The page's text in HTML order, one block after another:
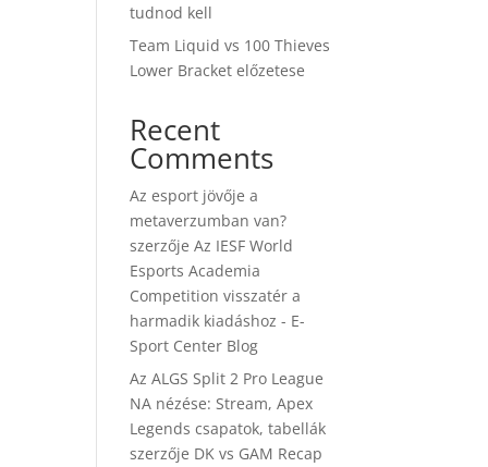
tudnod kell
Team Liquid vs 100 Thieves
Lower Bracket előzetese
Recent
Comments
Az esport jövője a
metaverzumban van?
szerzőjeAz IESF World
Esports Academia
Competition visszatér a
harmadik kiadáshoz - E-
Sport Center Blog
Az ALGS Split 2 Pro League
NA nézése: Stream, Apex
Legends csapatok, tabellák
szerzője DK vs GAM Recap